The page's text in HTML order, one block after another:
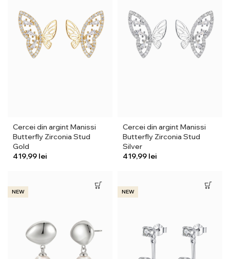
Cercei din argint Manissi
Butterfly Zirconia Stud
Gold
lei
Cercei din argint Manissi
Butterfly Zirconia Stud
Silver
lei
NEW NEW